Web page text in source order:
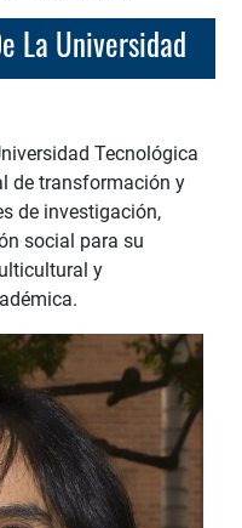
La Universidad
Tecnológica
de transformación y
de investigación,
social para su
y